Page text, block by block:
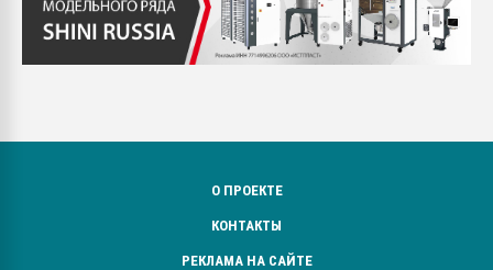
О ПРОЕКТЕ
КОНТАКТЫ
РЕКЛАМА НА САЙТЕ